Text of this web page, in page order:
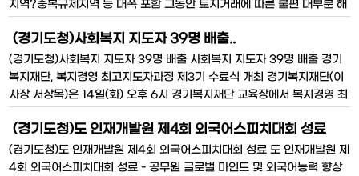
지역?중복규제지역 등 대폭 포함 그동안 토지거래에 따른 불편 대부분 해
로 그간 도민의 재산권 등을 크게 침해해왔던 토지거래허가구역이 대폭
해제된다. 14일 도에 따르면
(경기도청)사회복지 지도자 39명 배출..
(경기도청)사회복지 지도자 39명 배출 사회복지 지도자 39명 배출 경기
복지재단, 복지경영 최고지도자과정 제3기 수료식 개최 경기복지재단(이
사장 서상목)은 14일(화) 오후 6시 경기복지재단 교육장에서 복지경영 최
으로 운영한 서울대학교 강상경 사회복지학과장과 김수욱 경영학과장을
비롯한 수료생 전원이 참석한 가운데 실시됐다
(경기도청)도 인재개발원 제4회 외국어스피치대회 성료
(경기도청)도 인재개발원 제4회 외국어스피치대회 성료 도 인재개발원 제
4회 외국어스피치대회 성료 - 공무원 글로벌 마인드 및 외국어능력 향상